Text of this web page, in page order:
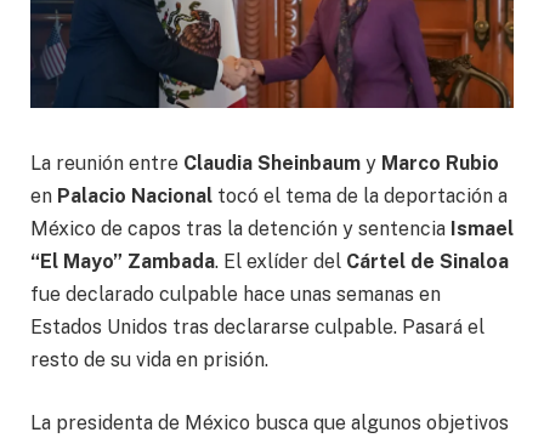
La reunión entre Claudia Sheinbaum y Marco Rubio
en Palacio Nacional tocó el tema de la deportación a
México de capos tras la detención y sentencia Ismael
“El Mayo” Zambada. El exlíder del Cártel de Sinaloa
fue declarado culpable hace unas semanas en
Estados Unidos tras declararse culpable. Pasará el
resto de su vida en prisión.
La presidenta de México busca que algunos objetivos